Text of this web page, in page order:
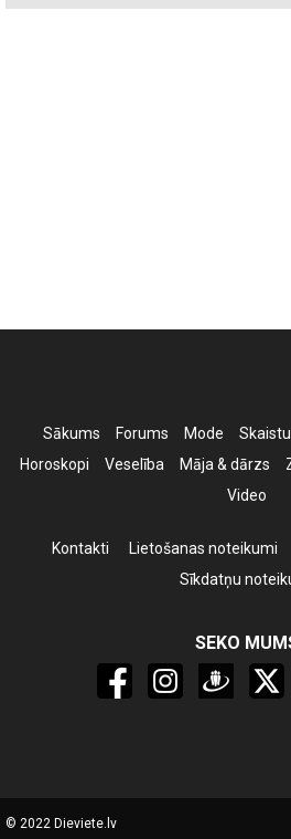
Sākums Forums Mode
Horoskopi
Veselība Māja & dārzs
Video
Kontakti Lietošanas noteikumi
Sīkdatņu
SEKO
© 2022 Dieviete.lv